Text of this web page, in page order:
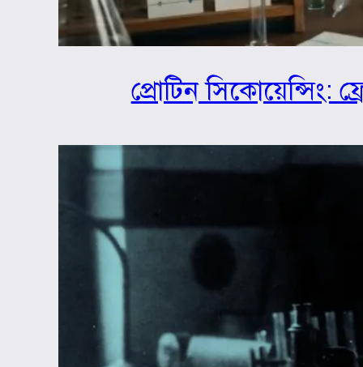
প্রোটিন সিকোয়েন্সিং: